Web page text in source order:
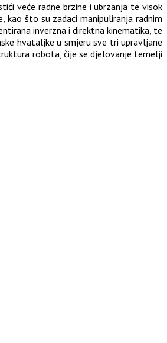
veće radne brzine i ubrzanja te visok
kao što su zadaci manipuliranja radnim
inverzna i direktna kinematika, te
hvataljke u smjeru sve tri upravljane
robota, čije se djelovanje temelji